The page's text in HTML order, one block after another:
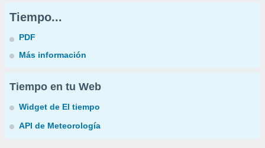
Tiempo...
PDF
Más información
Tiempo en tu Web
Widget de El tiempo
API de Meteorología